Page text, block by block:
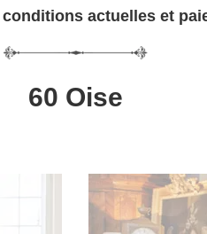
actuelles et
60 Oise